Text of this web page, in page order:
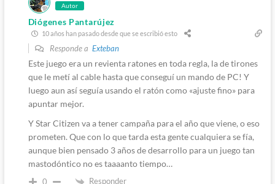
Autor
Diógenes Pantarújez
10 años han pasado desde que se escribió esto
Responde a Exteban
Este juego era un revienta ratones en toda regla, la de tirones
que le metí al cable hasta que conseguí un mando de PC! Y
luego aun así seguía usando el ratón como «ajuste fino» para
apuntar mejor.
Y Star Citizen va a tener campaña para el año que viene, o eso
prometen. Que con lo que tarda esta gente cualquiera se fía,
aunque bien pensado 3 años de desarrollo para un juego tan
mastodóntico no es taaaanto tiempo…
0 Responder